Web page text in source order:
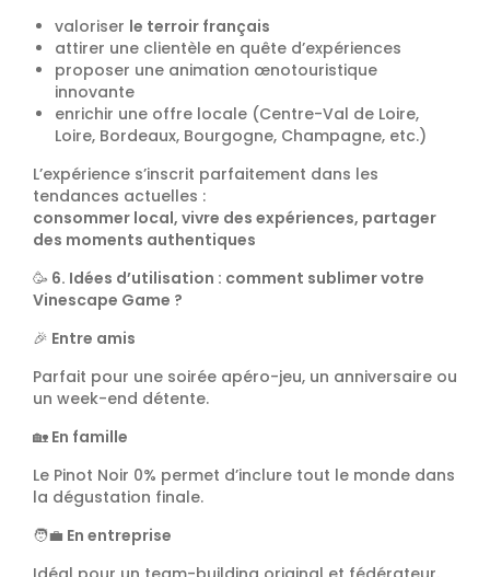
valoriser le terroir français
attirer une clientèle en quête d’expériences
proposer une animation œnotouristique
innovante
enrichir une offre locale (Centre-Val de Loire,
Loire, Bordeaux, Bourgogne, Champagne, etc.)
L’expérience s’inscrit parfaitement dans les
tendances actuelles :
consommer local, vivre des expériences, partager
des moments authentiques
🥳 6. Idées d’utilisation : comment sublimer votre
Vinescape Game ?
🎉 Entre amis
Parfait pour une soirée apéro-jeu, un anniversaire ou
un week-end détente.
🏡 En famille
Le Pinot Noir 0% permet d’inclure tout le monde dans
la dégustation finale.
🧑‍💼 En entreprise